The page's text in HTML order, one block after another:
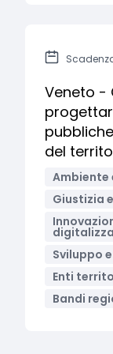
Veneto -
del
Ambiente
Giustizia
Sviluppo
Enti
Bandi